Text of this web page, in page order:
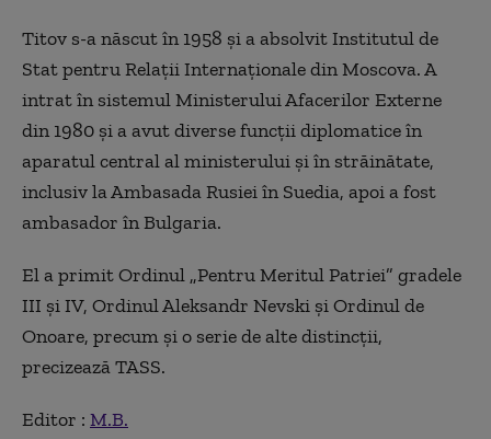
Titov s-a născut în 1958 şi a absolvit Institutul de
Stat pentru Relaţii Internaţionale din Moscova. A
intrat în sistemul Ministerului Afacerilor Externe
din 1980 şi a avut diverse funcţii diplomatice în
aparatul central al ministerului şi în străinătate,
inclusiv la Ambasada Rusiei în Suedia, apoi a fost
ambasador în Bulgaria.
El a primit Ordinul „Pentru Meritul Patriei” gradele
III şi IV, Ordinul Aleksandr Nevski şi Ordinul de
Onoare, precum şi o serie de alte distincţii,
precizează TASS.
Editor : M.B.